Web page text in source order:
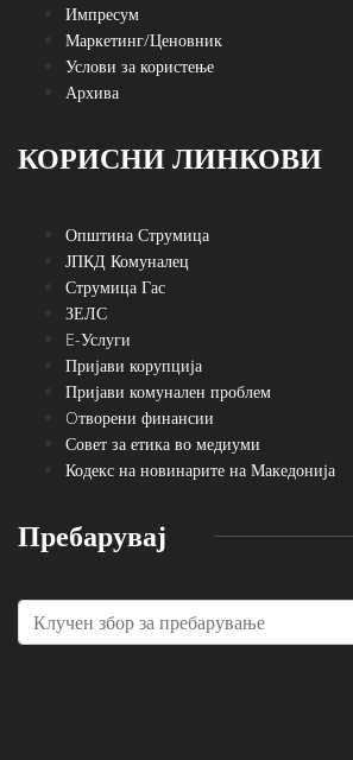
Импресум
Маркетинг/Ценовник
Услови за користење
Архива
КОРИСНИ ЛИНКОВИ
Општина Струмица
ЈПКД Комуналец
Струмица Гас
ЗЕЛС
E-Услуги
Пријави корупција
Пријави комунален проблем
Oтворени финансии
Совет за етика во медиуми
Кодекс на новинарите на Македонија
Пребарувај